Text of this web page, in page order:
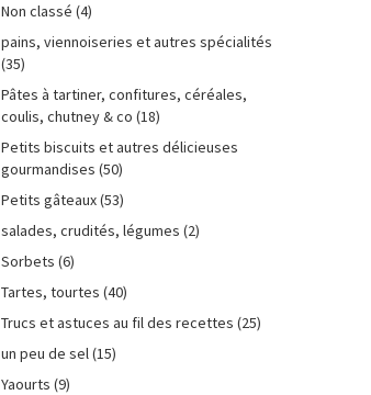
Non classé (4)
pains, viennoiseries et autres spécialités
(35)
Pâtes à tartiner, confitures, céréales,
coulis, chutney & co (18)
Petits biscuits et autres délicieuses
gourmandises (50)
Petits gâteaux(53)
salades, crudités, légumes (2)
Sorbets (6)
Tartes, tourtes (40)
Trucs et astuces au fil des recettes (25)
un peu de sel(15)
Yaourts (9)